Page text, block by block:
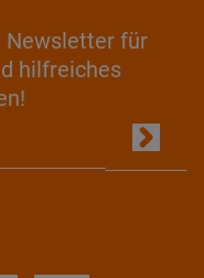
Newsletter für
hilfreiches